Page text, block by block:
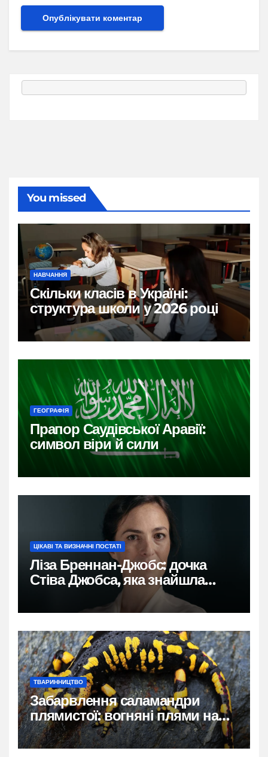
You missed
НАВЧАННЯ
Скільки класів в Україні:
структура школи у 2026 році
ГЕОГРАФІЯ
Прапор Саудівської Аравії:
символ віри й сили
ЦІКАВІ ТА ВИЗНАЧНІ ПОСТАТІ
Ліза Бреннан-Джобс: дочка
Стіва Джобса, яка знайшла
власний голос
ТВАРИННИЦТВО
Забарвлення саламандри
плямистої: вогняні плями на
чорному тлі